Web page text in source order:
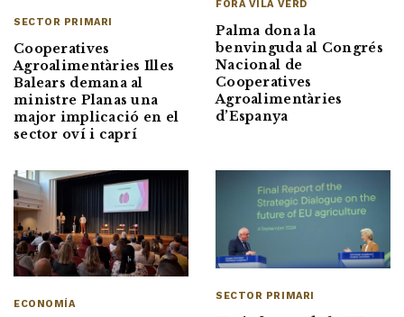
SECTOR PRIMARI
Cooperatives
Agroalimentàries Illes
Balears demana al
ministre Planas una
major implicació en el
sector oví i caprí
FORA VILA VERD
Palma dona la
benvinguda al Congrés
Nacional de
Cooperatives
Agroalimentàries
d’Espanya
ECONOMÍA
SECTOR PRIMARI